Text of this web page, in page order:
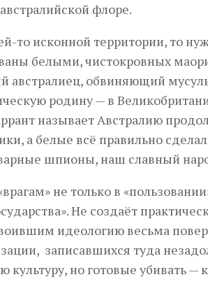
флоре.
то исконной территории, то
белыми, чистокровных маори
австралиец, обвиняющий
родину — в
называет Австралию
а белые всё правильно
шпионы, наш славный
не только в
Не создаёт
идеологию весьма
записавшихся туда
но готовые убивать —